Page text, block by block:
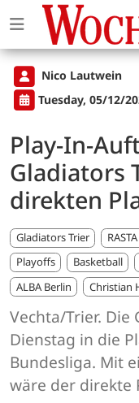
Nico Lautwein
Tuesday, 05/12/
Play-In-
Gladiators
direkten
Gladiators Trier
Playoffs
Basketball
ALBA Berlin
Christian
Vechta/Trier.
Dienstag in die
Bundesliga. Mit
wäre der direkte